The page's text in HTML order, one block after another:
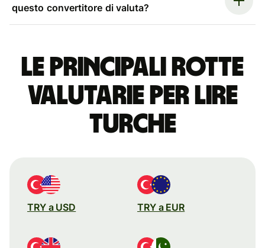
questo convertitore di valuta?
Le principali rotte
valutarie per lire
turche
TRY a USD TRY a EUR